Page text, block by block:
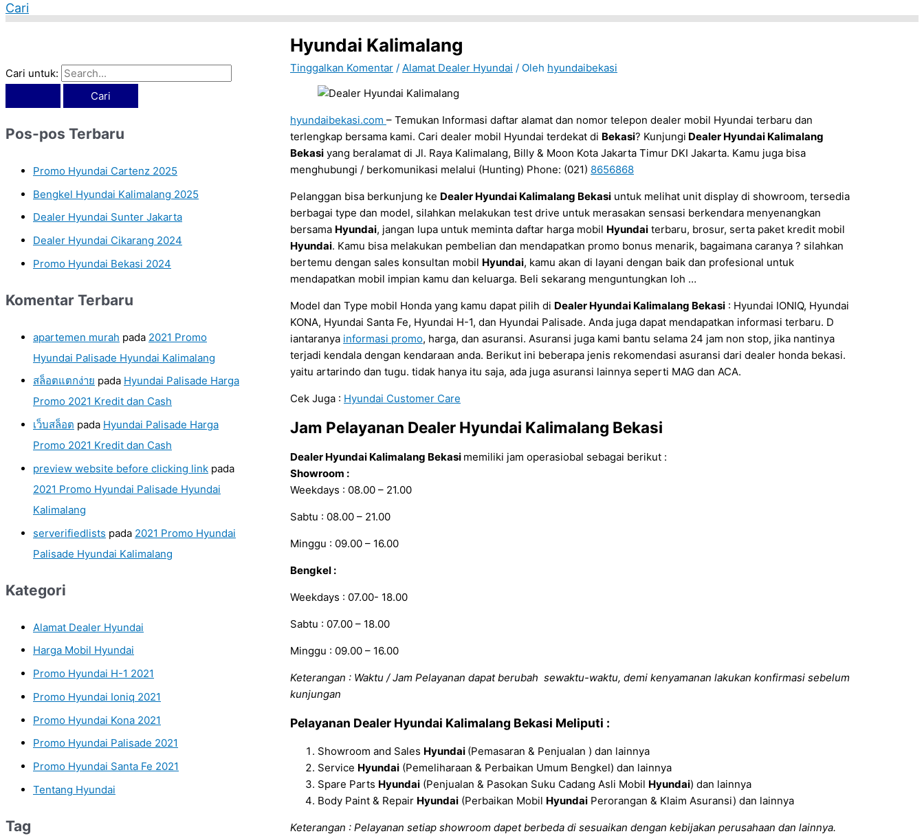
Cari
Cari untuk:
Pos-pos Terbaru
Promo Hyundai Cartenz 2025
Bengkel Hyundai Kalimalang 2025
Dealer Hyundai Sunter Jakarta
Dealer Hyundai Cikarang 2024
Promo Hyundai Bekasi 2024
Komentar Terbaru
apartemen murah pada 2021 Promo
Hyundai Palisade Hyundai Kalimalang
สล็อตแตกง่าย pada Hyundai Palisade Harga
Promo 2021 Kredit dan Cash
เว็บสล็อต pada Hyundai Palisade Harga
Promo 2021 Kredit dan Cash
preview website before clicking link pada
2021 Promo Hyundai Palisade Hyundai
Kalimalang
serverifiedlists pada 2021 Promo Hyundai
Palisade Hyundai Kalimalang
Kategori
Alamat Dealer Hyundai
Harga Mobil Hyundai
Promo Hyundai H-1 2021
Promo Hyundai Ioniq 2021
Promo Hyundai Kona 2021
Promo Hyundai Palisade 2021
Promo Hyundai Santa Fe 2021
Tentang Hyundai
Tag
Hyundai Kalimalang
Tinggalkan Komentar / Alamat Dealer Hyundai / Oleh hyundaibekasi
hyundaibekasi.com – Temukan Informasi daftar alamat dan nomor telepon dealer mobil Hyundai terbaru dan
terlengkap bersama kami. Cari dealer mobil Hyundai terdekat di Bekasi? Kunjungi Dealer Hyundai Kalimalang
Bekasi yang beralamat di Jl. Raya Kalimalang, Billy & Moon Kota Jakarta Timur DKI Jakarta. Kamu juga bisa
menghubungi / berkomunikasi melalui (Hunting) Phone: (021) 8656868
Pelanggan bisa berkunjung ke Dealer Hyundai Kalimalang Bekasi untuk melihat unit display di showroom, tersedia
berbagai type dan model, silahkan melakukan test drive untuk merasakan sensasi berkendara menyenangkan
bersama Hyundai, jangan lupa untuk meminta daftar harga mobil Hyundai terbaru, brosur, serta paket kredit mobil
Hyundai. Kamu bisa melakukan pembelian dan mendapatkan promo bonus menarik, bagaimana caranya ? silahkan
bertemu dengan sales konsultan mobil Hyundai, kamu akan di layani dengan baik dan profesional untuk
mendapatkan mobil impian kamu dan keluarga. Beli sekarang menguntungkan loh …
Model dan Type mobil Honda yang kamu dapat pilih di Dealer Hyundai Kalimalang Bekasi : Hyundai IONIQ, Hyundai
KONA, Hyundai Santa Fe, Hyundai H-1, dan Hyundai Palisade. Anda juga dapat mendapatkan informasi terbaru. D
iantaranya informasi promo, harga, dan asuransi. Asuransi juga kami bantu selama 24 jam non stop, jika nantinya
terjadi kendala dengan kendaraan anda. Berikut ini beberapa jenis rekomendasi asuransi dari dealer honda bekasi.
yaitu artarindo dan tugu. tidak hanya itu saja, ada juga asuransi lainnya seperti MAG dan ACA.
Cek Juga : Hyundai Customer Care
Jam Pelayanan Dealer Hyundai Kalimalang Bekasi
Dealer Hyundai Kalimalang Bekasi memiliki jam operasiobal sebagai berikut :
Showroom :
Weekdays : 08.00 – 21.00
Sabtu : 08.00 – 21.00
Minggu : 09.00 – 16.00
Bengkel :
Weekdays : 07.00- 18.00
Sabtu : 07.00 – 18.00
Minggu : 09.00 – 16.00
Keterangan : Waktu / Jam Pelayanan dapat berubah sewaktu-waktu, demi kenyamanan lakukan konfirmasi sebelum
kunjungan
Pelayanan Dealer Hyundai Kalimalang Bekasi Meliputi :
Showroom and Sales Hyundai (Pemasaran & Penjualan ) dan lainnya
Service Hyundai (Pemeliharaan & Perbaikan Umum Bengkel) dan lainnya
Spare Parts Hyundai (Penjualan & Pasokan Suku Cadang Asli Mobil Hyundai) dan lainnya
Body Paint & Repair Hyundai (Perbaikan Mobil Hyundai Perorangan & Klaim Asuransi) dan lainnya
Keterangan : Pelayanan setiap showroom dapet berbeda di sesuaikan dengan kebijakan perusahaan dan lainnya.